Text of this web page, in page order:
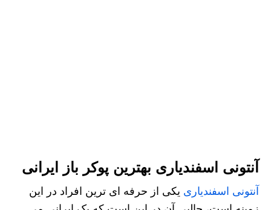
آنتونی اسفندیاری بهترین پوکر باز ایرانی
آنتونی اسفندیاری یکی از حرفه ای ترین افراد در این